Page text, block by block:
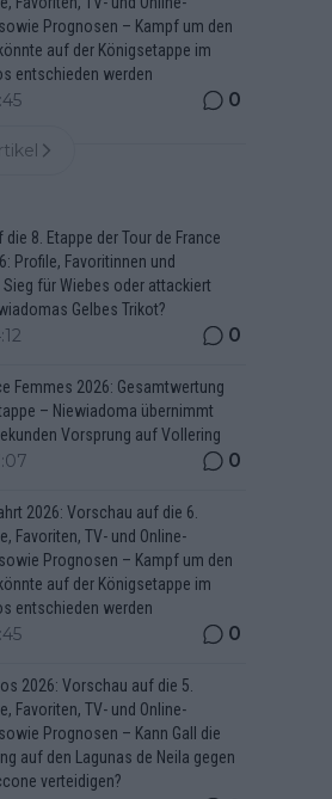
Prognosen – Kampf um den
auf der Königsetappe im
entschieden werden
0
8. Etappe der Tour de France
Profile, Favoritinnen und
für Wiebes oder attackiert
Gelbes Trikot?
0
Femmes 2026: Gesamtwertung
– Niewiadoma übernimmt
Vorsprung auf Vollering
0
2026: Vorschau auf die 6.
Favoriten, TV- und Online-
Prognosen – Kampf um den
auf der Königsetappe im
entschieden werden
0
2026: Vorschau auf die 5.
Favoriten, TV- und Online-
Prognosen – Kann Gall die
auf den Lagunas de Neila gegen
verteidigen?